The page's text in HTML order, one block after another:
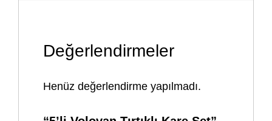
Değerlendirmeler
Henüz değerlendirme yapılmadı.